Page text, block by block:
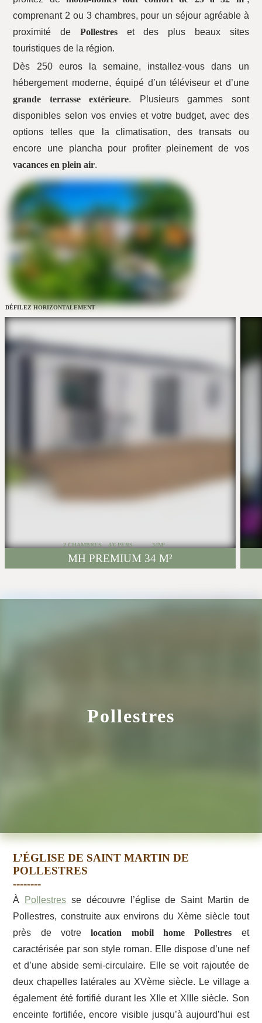
comprenant 2 ou 3 chambres, pour un séjour agréable à
proximité de Pollestreset des plus beaux sites
touristiques de la région.
Dès 250 euros la semaine, installez-vous dans un
hébergement moderne, équipé d’un téléviseur et d’une
grande terrasse extérieure. Plusieurs gammes sont
disponibles selon vos envies et votre budget, avec des
options telles que la climatisation, des transats ou
encore une plancha pour profiter pleinement de vos
vacances en plein air.
DÉFILEZ HORIZONTALEMENT
2 CHAMBRES 4/6 PERS 34M²
MH PREMIUM 34 M²
Pollestres
L’ÉGLISE DE SAINT MARTIN DE
POLLESTRES
À Pollestres se découvre l’église de Saint Martin de
Pollestres, construite aux environs du Xème siècle tout
près de votrelocation mobil home Pollestres et
caractérisée par son style roman. Elle dispose d’une nef
et d’une abside semi-circulaire. Elle se voit rajoutée de
deux chapelles latérales au XVème siècle. Le village a
également été fortifié durant les XIIe et XIIIe siècle. Son
enceinte fortifiée, encore visible jusqu’à aujourd’hui est